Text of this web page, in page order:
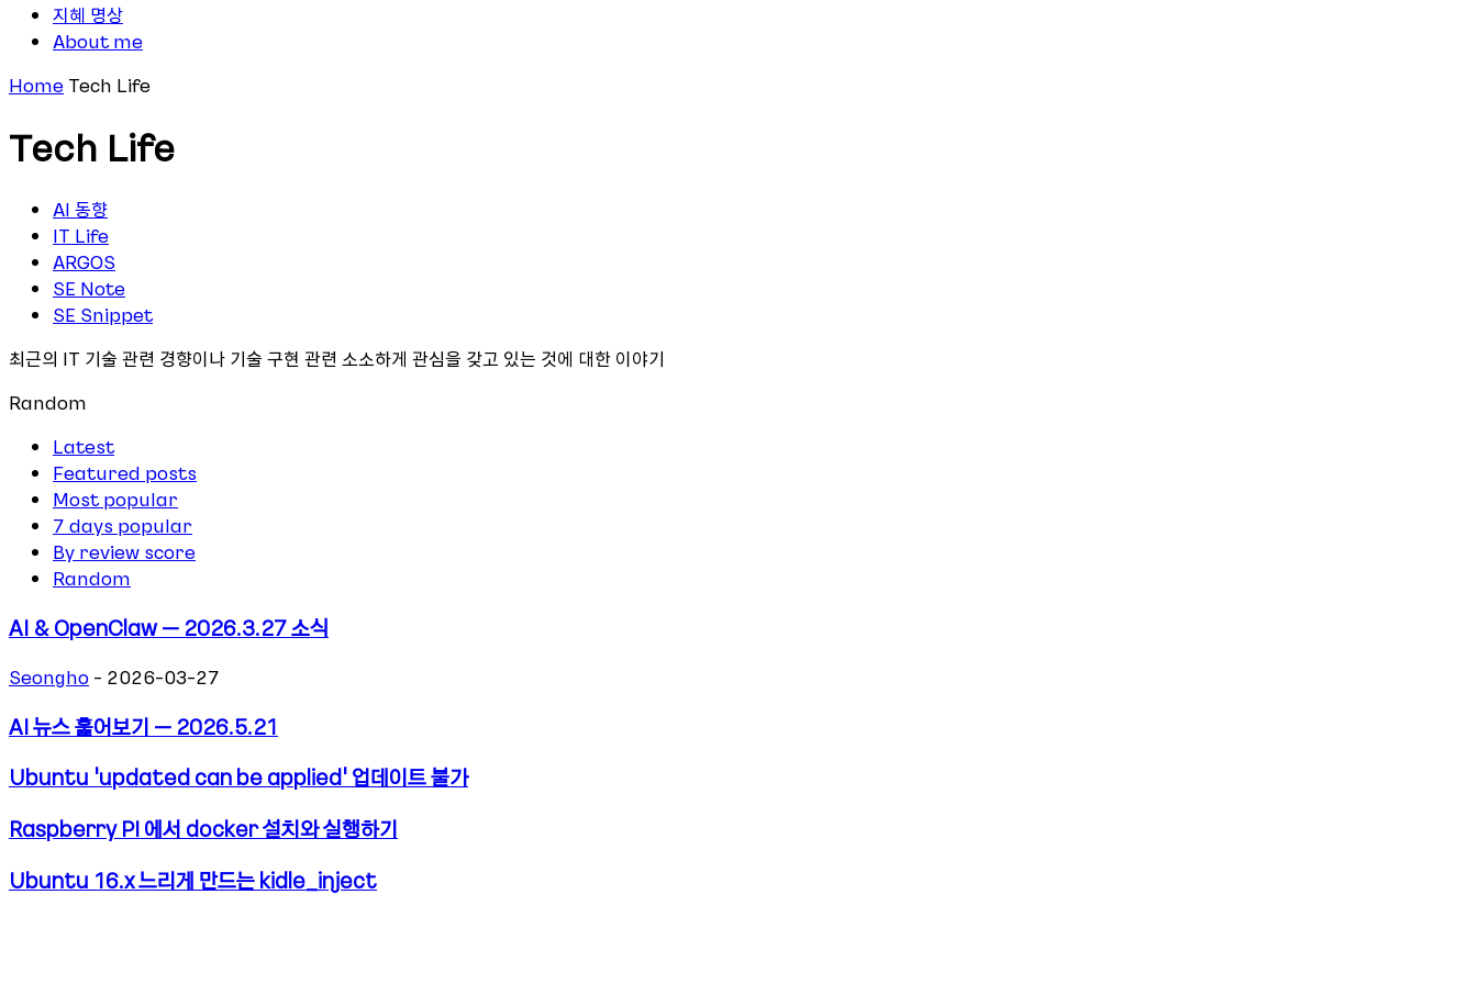
지혜 명상
About me
Home Tech Life
Tech Life
AI 동향
IT Life
ARGOS
SE Note
SE Snippet
최근의 IT 기술 관련 경향이나 기술 구현 관련 소소하게 관심을 갖고 있는 것에 대한 이야기
Random
Latest
Featured posts
Most popular
7 days popular
By review score
Random
AI & OpenClaw – 2026.3.27 소식
Seongho - 2026-03-27
AI 뉴스 훑어보기 – 2026.5.21
Ubuntu ‘updated can be applied’ 업데이트 불가
Raspberry PI 에서 docker 설치와 실행하기
Ubuntu 16.x 느리게 만드는 kidle_inject